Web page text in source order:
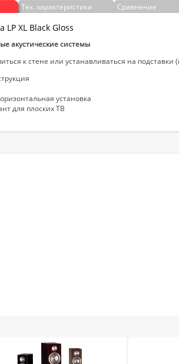
Тех. характеристики Сравнение
XL Black Gloss
акустические системы
к стене или устанавливаться на подставки
установка
для плоских ТВ